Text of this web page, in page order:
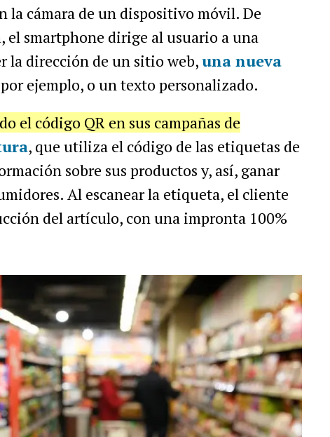
la cámara de un dispositivo móvil. De
smartphone dirige al usuario a una
la dirección de un sitio web,una nueva
ejemplo, o un texto personalizado.
el código QR en sus campañas de
, que utiliza el código de las etiquetas de
sobre sus productos y, así, ganar
Al escanear la etiqueta, el cliente
del artículo, con una impronta 100%